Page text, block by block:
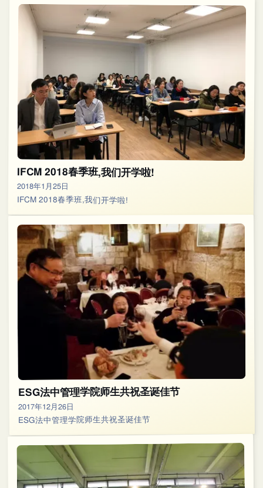
IFCM 2018春季班,我们开学啦!
2018年1月25日
IFCM 2018春季班,我们开学啦!
ESG法中管理学院师生共祝圣诞佳节
2017年12月26日
ESG法中管理学院师生共祝圣诞佳节